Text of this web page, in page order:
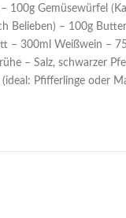
100g Gemüsewürfel
Belieben) – 100g
– 300ml Weißwein –
– Salz, schwarzer
Pfifferlinge oder